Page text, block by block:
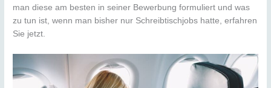
man diese am besten in seiner Bewerbung formuliert und was
zu tun ist, wenn man bisher nur Schreibtischjobs hatte, erfahren
Sie jetzt.